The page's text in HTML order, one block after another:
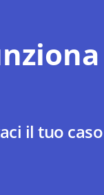
il tuo caso